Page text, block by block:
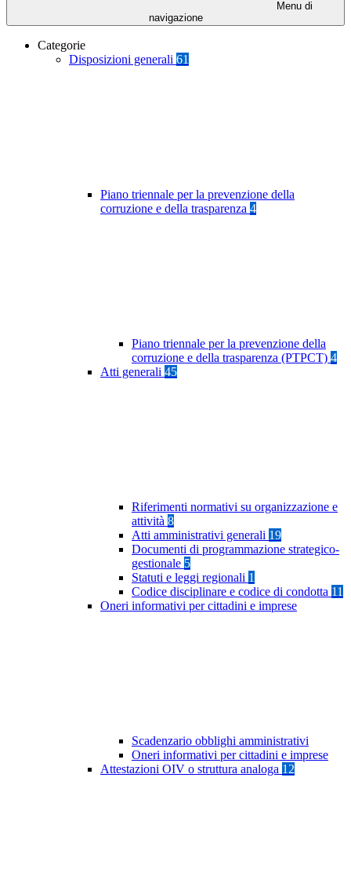
Menu di
navigazione
Categorie
Disposizioni generali 61
Piano triennale per la prevenzione della
corruzione e della trasparenza 4
Piano triennale per la prevenzione della
corruzione e della trasparenza (PTPCT) 4
Atti generali 45
Riferimenti normativi su organizzazione e
attività 8
Atti amministrativi generali 19
Documenti di programmazione strategico-
gestionale 5
Statuti e leggi regionali 1
Codice disciplinare e codice di condotta 11
Oneri informativi per cittadini e imprese
Scadenzario obblighi amministrativi
Oneri informativi per cittadini e imprese
Attestazioni OIV o struttura analoga 12